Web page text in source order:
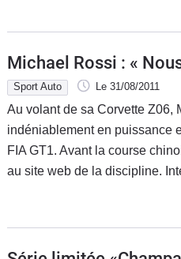
Michael Rossi : «
Sport Auto Le 31/08/2011
Au volant de sa Corvette Z06,
indéniablement en puissance
FIA GT1. Avant la course
au site web de la discipline.